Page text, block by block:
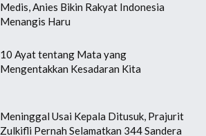
Medis, Anies Bikin Rakyat Indonesia
Menangis Haru
10 Ayat tentang Mata yang
Mengentakkan Kesadaran Kita
Meninggal Usai Kepala Ditusuk, Prajurit
Zulkifli Pernah Selamatkan 344 Sandera